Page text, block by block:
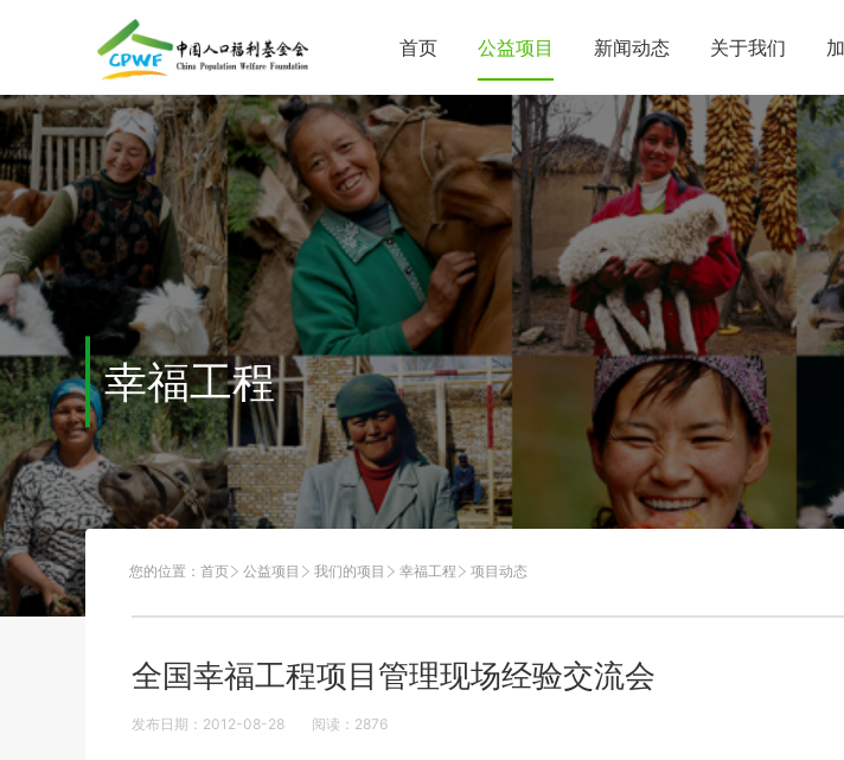
首页 公益项目 新闻动态 关于我们
幸福工程
您的位置： 首页 公益项目 我们的项目 幸福工程 项目动态
全国幸福工程项目管理现场经验交流会
发布日期：2012-08-28 阅读： 2876